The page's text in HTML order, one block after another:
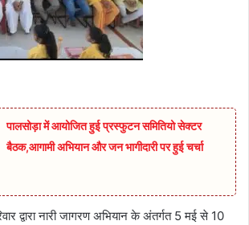
पालसोड़ा में आयोजित हुई प्रस्फुटन समितियो सेक्टर
बैठक,आगामी अभियान और जन भागीदारी पर हुई चर्चा
द्वारा नारी जागरण अभियान के अंतर्गत 5 मई से 10